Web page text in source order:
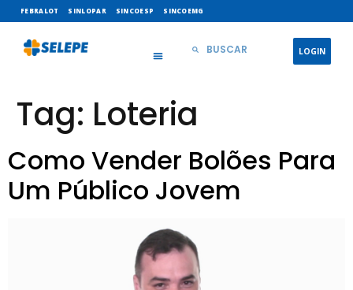
FEBRALOT SINLOPAR SINCOESP SINCOEMG
LOGIN
Tag: Loteria
Como Vender Bolões Para
Um Público Jovem